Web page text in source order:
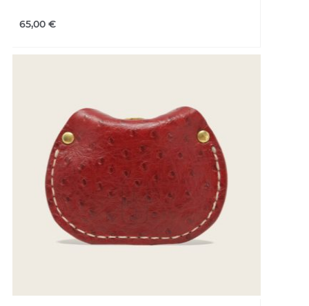
65,00 €